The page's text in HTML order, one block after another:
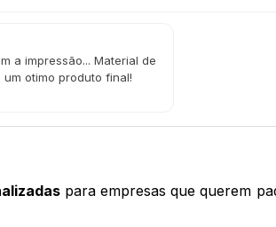
a impressão... Material de
otimo produto final!
para empresas que querem